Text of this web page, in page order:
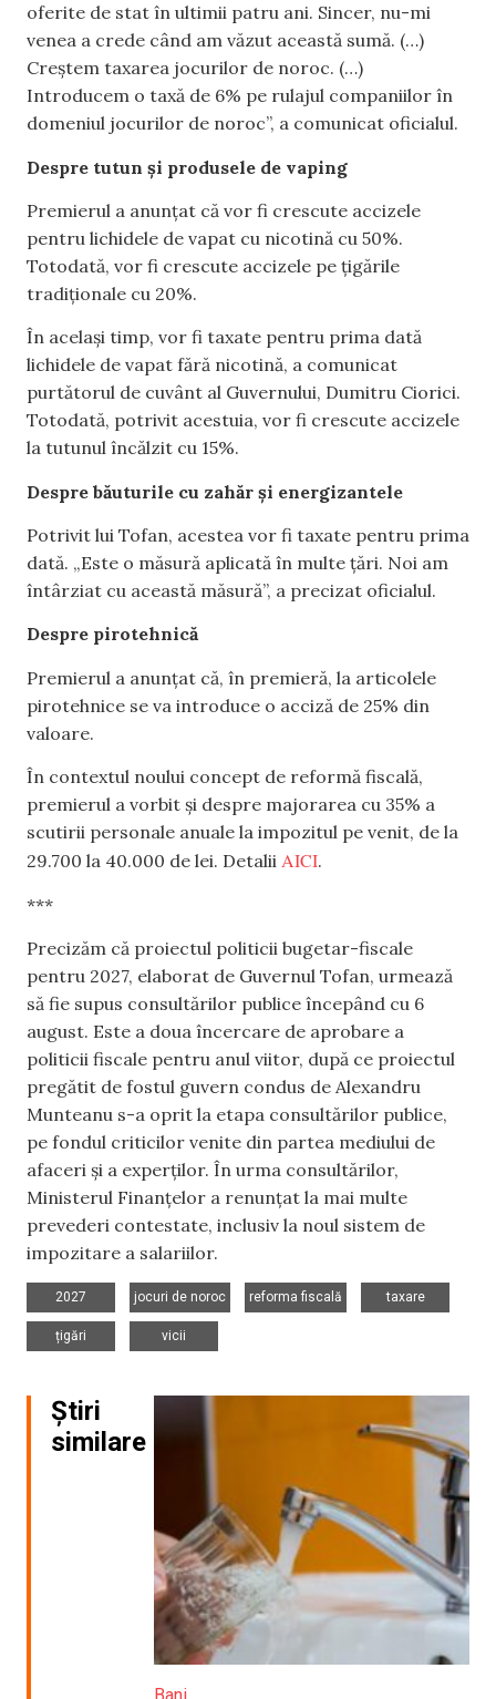
oferite de stat în ultimii patru ani. Sincer, nu-mi
venea a crede când am văzut această sumă. (…)
Creștem taxarea jocurilor de noroc. (…)
Introducem o taxă de 6% pe rulajul companiilor în
domeniul jocurilor de noroc”, a comunicat oficialul.
Despre tutun și produsele de vaping
Premierul a anunțat că vor fi crescute accizele
pentru lichidele de vapat cu nicotină cu 50%.
Totodată, vor fi crescute accizele pe țigările
tradiționale cu 20%.
În același timp, vor fi taxate pentru prima dată
lichidele de vapat fără nicotină, a comunicat
purtătorul de cuvânt al Guvernului, Dumitru Ciorici.
Totodată, potrivit acestuia, vor fi crescute accizele
la tutunul încălzit cu 15%.
Despre băuturile cu zahăr și energizantele
Potrivit lui Tofan, acestea vor fi taxate pentru prima
dată. „Este o măsură aplicată în multe țări. Noi am
întârziat cu această măsură”, a precizat oficialul.
Despre pirotehnică
Premierul a anunțat că, în premieră, la articolele
pirotehnice se va introduce o acciză de 25% din
valoare.
În contextul noului concept de reformă fiscală,
premierul a vorbit și despre majorarea cu 35% a
scutirii personale anuale la impozitul pe venit, de la
29.700 la 40.000 de lei. Detalii AICI.
***
Precizăm că proiectul politicii bugetar-fiscale
pentru 2027, elaborat de Guvernul Tofan, urmează
să fie supus consultărilor publice începând cu 6
august. Este a doua încercare de aprobare a
politicii fiscale pentru anul viitor, după ce proiectul
pregătit de fostul guvern condus de Alexandru
Munteanu s-a oprit la etapa consultărilor publice,
pe fondul criticilor venite din partea mediului de
afaceri și a experților. În urma consultărilor,
Ministerul Finanțelor a renunțat la mai multe
prevederi contestate, inclusiv la noul sistem de
impozitare a salariilor.
2027
jocuri de noroc
reforma fiscală
taxare
țigări
vicii
Știri
similare